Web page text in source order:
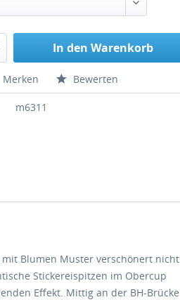
In den Warenkorb
Merken Bewerten
m6311
mit Blumen Muster verschönert nicht
Stickereispitzen im Obercup
Effekt. Mittig an der BH-Brücke